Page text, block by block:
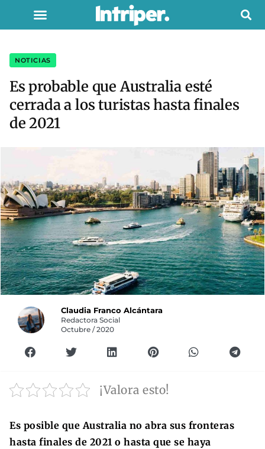
NOTICIAS
Es probable que Australia esté
cerrada a los turistas hasta finales
de 2021
Claudia Franco Alcántara
Redactora Social
Octubre / 2020
¡Valora esto!
Es posible que Australia no abra sus fronteras
hasta finales de 2021 o hasta que se haya